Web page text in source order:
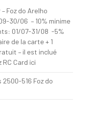
– Foz do Arelho
30/06 – 10% minime
01/07-31/08 -5%
de la carte + 1
– il est inclué
Card ici
516 Foz do